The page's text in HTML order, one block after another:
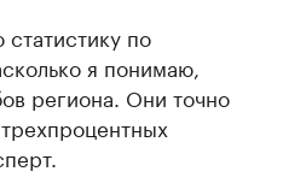
по
я понимаю,
региона. Они точно